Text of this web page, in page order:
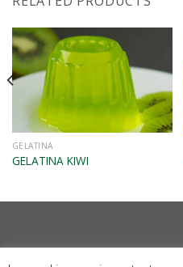
GELATINA
GELATINA KIWI